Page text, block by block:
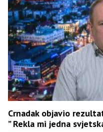
Crnadak objavio
” Rekla mi jedna